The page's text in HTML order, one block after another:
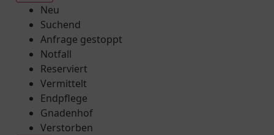
Neu
Suchend
Anfrage gestoppt
Notfall
Reserviert
Vermittelt
Endpflege
Gnadenhof
Verstorben